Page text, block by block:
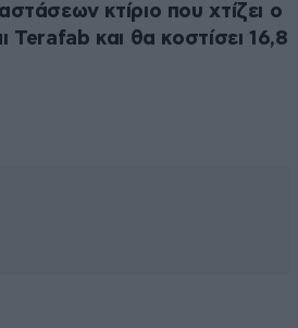
κτίριο που χτίζει ο
Terafab και θα κοστίσει 16,8